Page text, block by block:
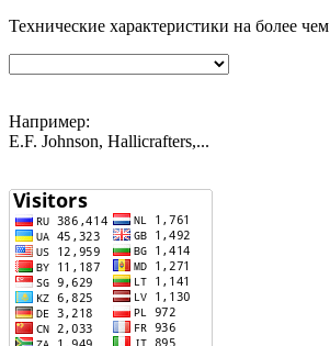
Технические характеристики на более чем
Например:
E.F. Johnson, Hallicrafters,...